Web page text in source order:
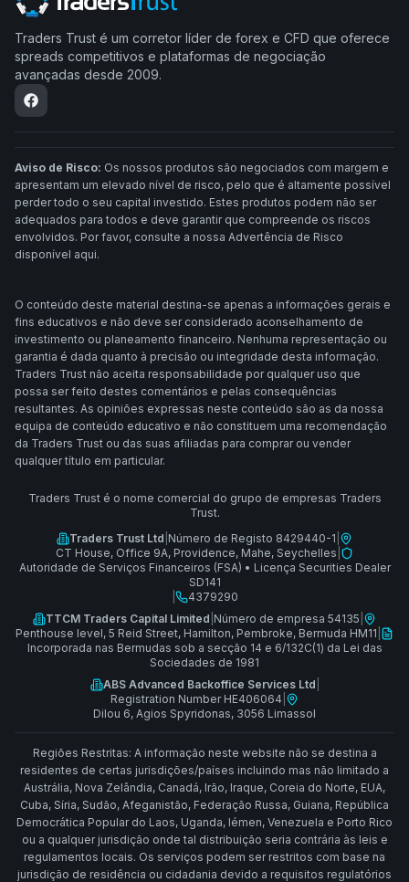
Traders Trust é um corretor líder de forex e CFD que oferece
spreads competitivos e plataformas de negociação
avançadas desde 2009.
Aviso de Risco: Os nossos produtos são negociados com margem e
apresentam um elevado nível de risco, pelo que é altamente possível
perder todo o seu capital investido. Estes produtos podem não ser
adequados para todos e deve garantir que compreende os riscos
envolvidos. Por favor, consulte a nossa Advertência de Risco
disponível aqui.
O conteúdo deste material destina-se apenas a informações gerais e
fins educativos e não deve ser considerado aconselhamento de
investimento ou planeamento financeiro. Nenhuma representação ou
garantia é dada quanto à precisão ou integridade desta informação.
Traders Trust não aceita responsabilidade por qualquer uso que
possa ser feito destes comentários e pelas consequências
resultantes. As opiniões expressas neste conteúdo são as da nossa
equipa de conteúdo educativo e não constituem uma recomendação
da Traders Trust ou das suas afiliadas para comprar ou vender
qualquer título em particular.
Traders Trust é o nome comercial do grupo de empresas Traders
Trust.
Traders Trust Ltd Número de Registo 8429440-1
CT House, Office 9A, Providence, Mahe, Seychelles
Autoridade de Serviços Financeiros (FSA) • Licença Securities Dealer
SD141
4379290
TTCM Traders Capital Limited Número de empresa 54135
Penthouse level, 5 Reid Street, Hamilton, Pembroke, Bermuda HM11
Incorporada nas Bermudas sob a secção 14 e 6/132C(1) da Lei das
Sociedades de 1981
ABS Advanced Backoffice Services Ltd
Registration Number HE406064
Dilou 6, Agios Spyridonas, 3056 Limassol
Regiões Restritas: A informação neste website não se destina a
residentes de certas jurisdições/países incluindo mas não limitado a
Austrália, Nova Zelândia, Canadá, Irão, Iraque, Coreia do Norte, EUA,
Cuba, Síria, Sudão, Afeganistão, Federação Russa, Guiana, República
Democrática Popular do Laos, Uganda, Iémen, Venezuela e Porto Rico
ou a qualquer jurisdição onde tal distribuição seria contrária às leis e
regulamentos locais. Os serviços podem ser restritos com base na
jurisdição de residência ou cidadania devido a requisitos regulatórios